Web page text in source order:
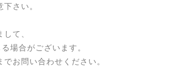
さい。
て、
場合がございます。
お問い合わせください。